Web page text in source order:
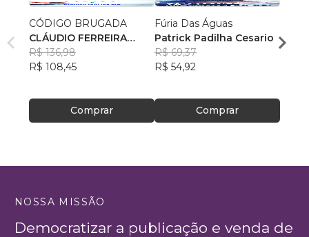
CÓDIGO BRUGADA
CLÁUDIO FERREIRA
CAMPOS VIEIRA
R$ 136,98
R$ 108,45
Comprar
Fúria Das Águas
Patrick Padilha Cesario
R$ 69,37
R$ 54,92
Comprar
NOSSA MISSÃO
Democratizar a publicação e venda de